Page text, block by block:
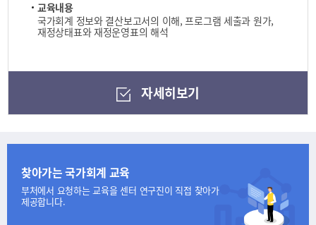
교육내용
국가회계 정보와 결산보고서의 이해, 프로그램 세출과 원가,
재정상태표와 재정운영표의 해석
자세히보기
찾아가는 국가회계 교육
부처에서 요청하는 교육을 센터 연구진이 직접 찾아가
제공합니다.